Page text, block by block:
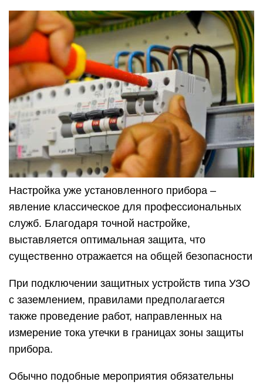
Настройка уже установленного прибора –
явление классическое для профессиональных
служб. Благодаря точной настройке,
выставляется оптимальная защита, что
существенно отражается на общей безопасности
При подключении защитных устройств типа УЗО
с заземлением, правилами предполагается
также проведение работ, направленных на
измерение тока утечки в границах зоны защиты
прибора.
Обычно подобные мероприятия обязательны